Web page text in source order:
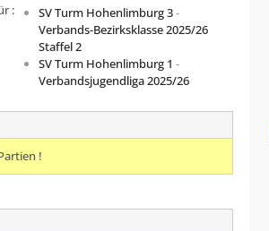
:
SV Turm Hohenlimburg 3-
Verbands-Bezirksklasse 2025/26
Staffel 2
SV Turm Hohenlimburg 1 -
Verbandsjugendliga 2025/26
!